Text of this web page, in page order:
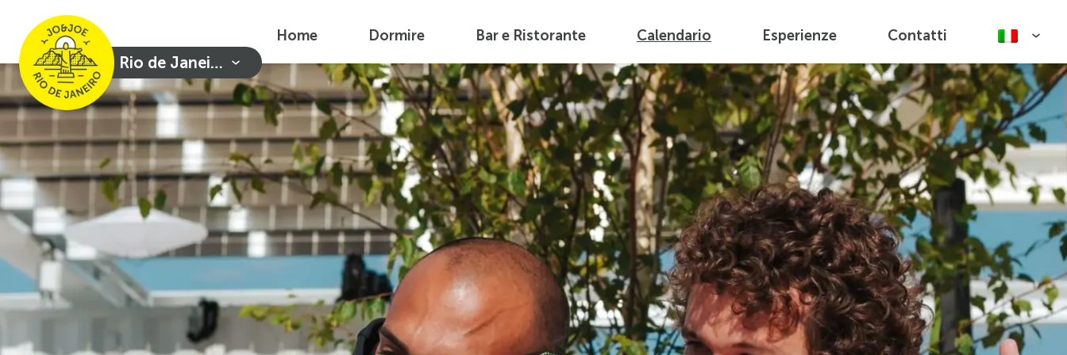
Rio de Janeiro
Home Dormire Bar e Ristorante Calendario Esperienze Contatti